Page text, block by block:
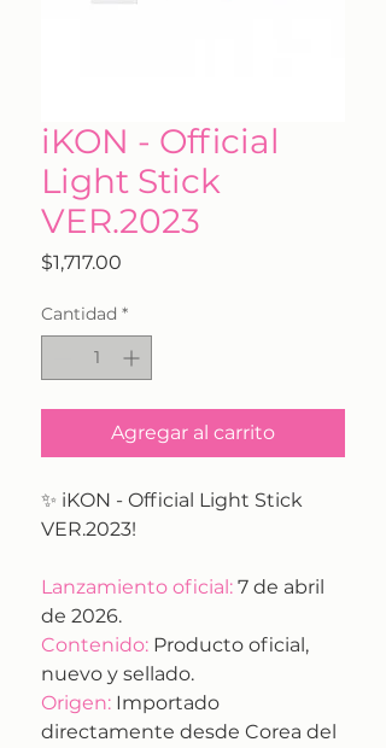
iKON - Official
Light Stick
VER.2023
$1,717.00
Cantidad *
Agregar al carrito
✨ iKON - Official Light Stick
VER.2023!
Lanzamiento oficial: 7 de abril
de 2026.
Contenido: Producto oficial,
nuevo y sellado.
Origen: Importado
directamente desde Corea del